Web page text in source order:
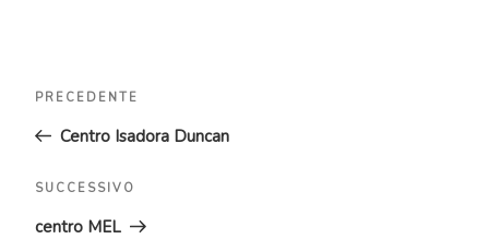
articoli
Articolo
precedente:
PRECEDENTE
Centro Isadora Duncan
Articolo
successivo
SUCCESSIVO
centro MEL